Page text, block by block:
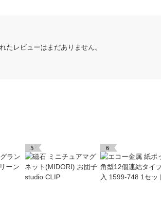
たレビューはまだありません。
5 6